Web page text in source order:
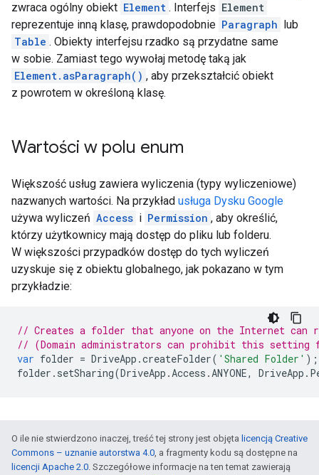
zwraca ogólny obiekt Element . Interfejs Element
reprezentuje inną klasę, prawdopodobnie Paragraph lub
Table . Obiekty interfejsu rzadko są przydatne same
w sobie. Zamiast tego wywołaj metodę taką jak
Element.asParagraph() , aby przekształcić obiekt
z powrotem w określoną klasę.
Wartości w polu enum
Większość usług zawiera wyliczenia (typy wyliczeniowe)
nazwanych wartości. Na przykład usługa Dysku Google
używa wyliczeń Access i Permission , aby określić,
którzy użytkownicy mają dostęp do pliku lub folderu.
W większości przypadków dostęp do tych wyliczeń
uzyskuje się z obiektu globalnego, jak pokazano w tym
przykładzie:
// Creates a folder that anyone on the Internet can
// (Domain administrators can prohibit this setting
var folder = DriveApp .createFolder( 'Shared Folder' );
folder . setSharing(DriveApp .Access .ANYONE, DriveApp .
O ile nie stwierdzono inaczej, treść tej strony jest objęta licencją Creative
Commons – uznanie autorstwa 4.0, a fragmenty kodu są dostępne na
licencji Apache 2.0. Szczegółowe informacje na ten temat zawierają